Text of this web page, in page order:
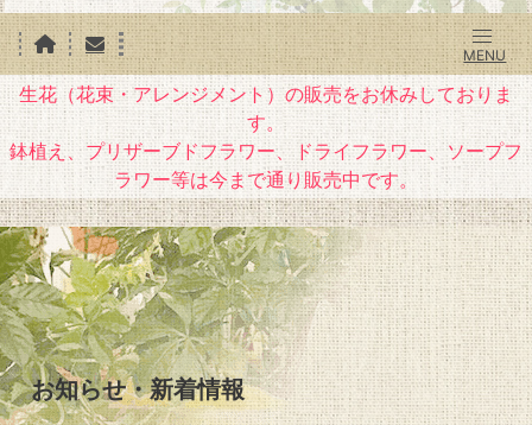
生花（花束・アレンジメント）の販売をお休みしておりま
す。
鉢植え、プリザーブドフラワー、ドライフラワー、ソープフ
ラワー等は今まで通り販売中です。
お知らせ・新着情報